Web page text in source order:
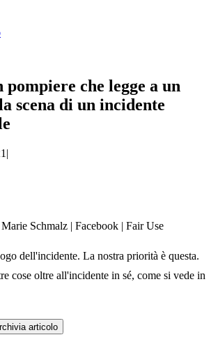
che legge a un
scena di un incidente
|
Schmalz | Facebook | Fair Use
dell'incidente. La nostra priorità è questa.
cose oltre all'incidente in sé, come si vede in
articolo